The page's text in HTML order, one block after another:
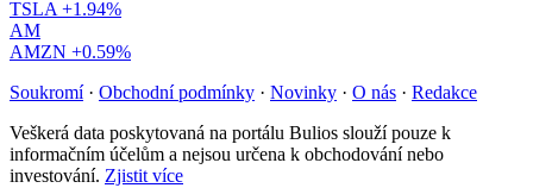
TSLA +1.94%
AM
AMZN +0.59%
Soukromí · Obchodní podmínky · Novinky · O nás · Redakce
Veškerá data poskytovaná na portálu Bulios slouží pouze k
informačním účelům a nejsou určena k obchodování nebo
investování. Zjistit více